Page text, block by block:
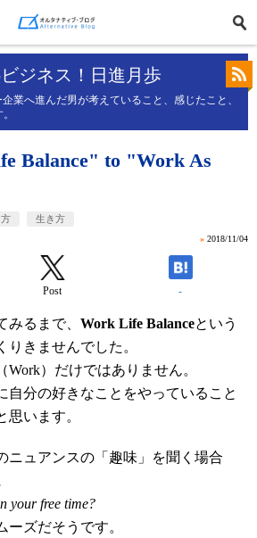
ジネス！日進月歩
業へ進んだ男が考えていること、感じたこと、
Balance" to "Work As
生き方
» 2018/11/04
Post -
みるまで、 Work Life Balanceという
きませんでした。
Work）だけではありません。
自分の好きなことをやっていること
思います。
ニュアンスの「趣味」を聞く場合
your free time?
ーズだそうです。